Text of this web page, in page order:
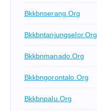
Bkkbnserang.org
Bkkbntanjungselor.org
Bkkbnmanado.org
Bkkbngorontalo.org
Bkkbnpalu.org